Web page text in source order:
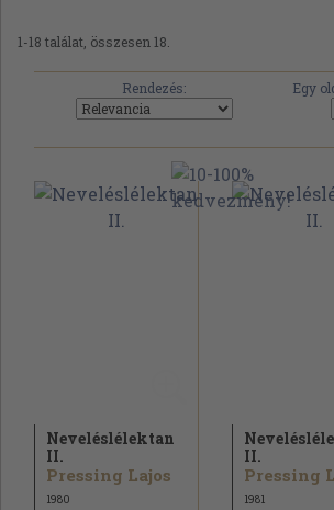
1-18 találat, összesen 18.
Rendezés:
Egy
Neveléslélektan
II.
Pressing Lajos
1980
II.
Pressing
1981